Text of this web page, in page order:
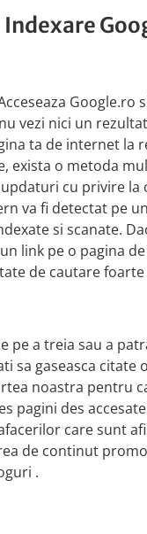
Google.ro
vezi nici un
ta de internet
exista o metoda
cu privire
va fi detectat pe
si scanate.
link pe o pagina
de cautare foarte
pe a treia sau a
gaseasca citate
noastra pentru
pagini des
care sunt
de continut
.